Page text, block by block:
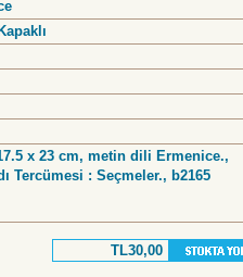
x 23 cm, metin dili Ermenice.,
Tercümesi : Seçmeler., b2165
TL30,00